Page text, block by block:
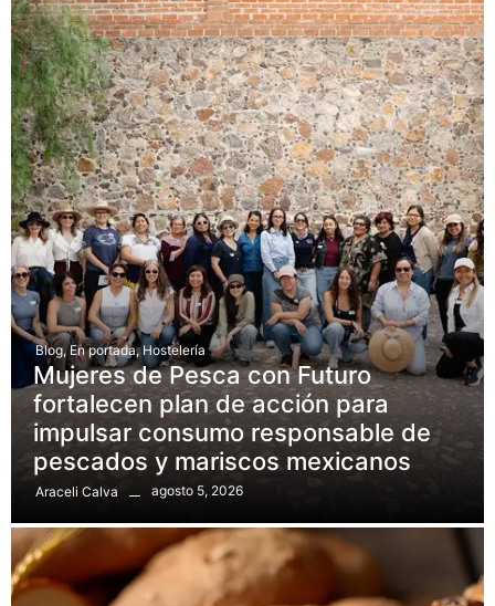
Blog, En portada, Hostelería
Mujeres de Pesca con Futuro
fortalecen plan de acción para
impulsar consumo responsable de
pescados y mariscos mexicanos
Araceli Calva agosto 5, 2026